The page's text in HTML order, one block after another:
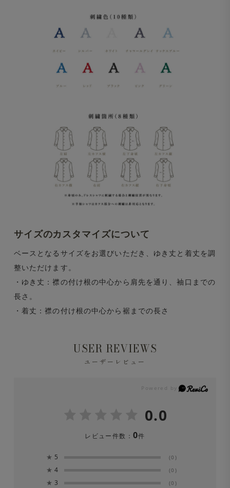
サイズのカスタマイズについて
ベースとなるサイズをお選びいただき、ゆき丈と着丈を調
整いただけます。
・ゆき丈：襟の付け根の中心から肩先を通り、袖口までの
長さ。
・着丈：襟の付け根の中心から裾までの長さ
USER REVIEWS
ユーザーレビュー
0.0
レビュー件数： 0件
★ 5 (0)
★ 4 (0)
★ 3 (0)